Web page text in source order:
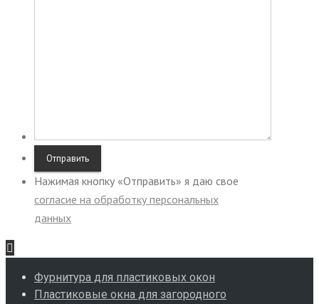
Нажимая кнопку «Отправить» я даю свое
согласие на обработку персональных
данных
Фурнитура для пластиковых окон
Пластиковые окна для загородного